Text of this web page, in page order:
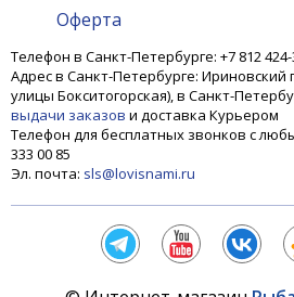
Оферта
Телефон в Санкт-Петербурге: +7 812 424-
Адрес в Санкт-Петербурге: Ириновский
улицы Бокситогорская), в Санкт-
выдачи заказов и доставка Курьером
Телефон для бесплатных звонков с
333 00 85
Эл. почта: sls@lovisnami.ru